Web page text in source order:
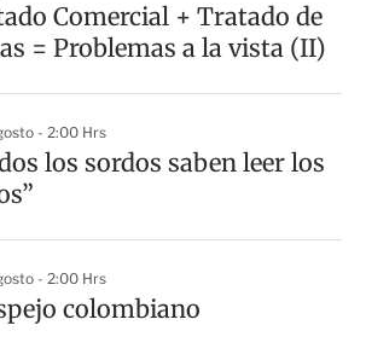
Comercial + Tratado de
= Problemas a la vista (II)
- 2:00 Hrs
los sordos saben leer los
- 2:00 Hrs
colombiano